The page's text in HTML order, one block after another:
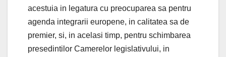
acestuia in legatura cu preocuparea sa pentru
agenda integrarii europene, in calitatea sa de
premier, si, in acelasi timp, pentru schimbarea
presedintilor Camerelor legislativului, in